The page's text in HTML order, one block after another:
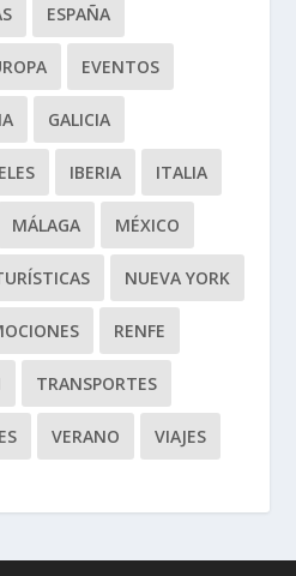
ESPAÑA
EVENTOS
GALICIA
IBERIA ITALIA
MÁLAGA MÉXICO
NUEVA YORK
RENFE
TRANSPORTES
VERANO VIAJES